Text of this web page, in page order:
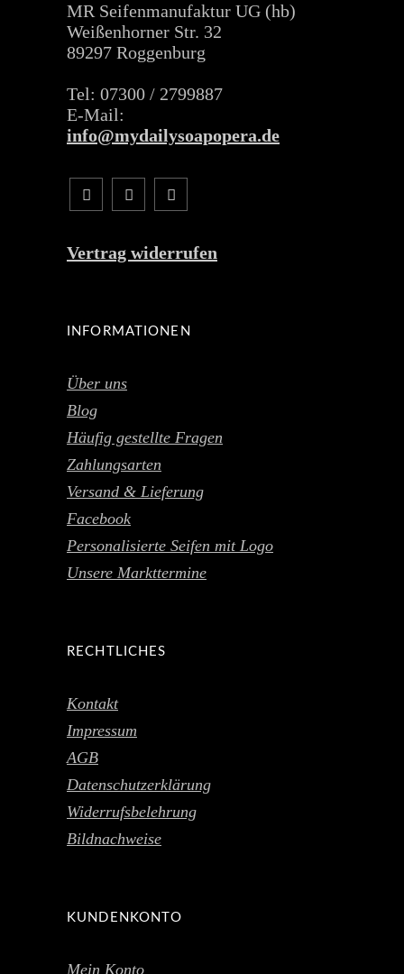
MR Seifenmanufaktur UG (hb)
Weißenhorner Str. 32
89297 Roggenburg
Tel: 07300 / 2799887
E-Mail:
info@mydailysoapopera.de
Vertrag widerrufen
INFORMATIONEN
Über uns
Blog
Häufig gestellte Fragen
Zahlungsarten
Versand & Lieferung
Facebook
Personalisierte Seifen mit Logo
Unsere Markttermine
RECHTLICHES
Kontakt
Impressum
AGB
Datenschutzerklärung
Widerrufsbelehrung
Bildnachweise
KUNDENKONTO
Mein Konto